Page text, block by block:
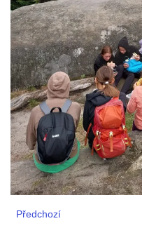
Předchozí